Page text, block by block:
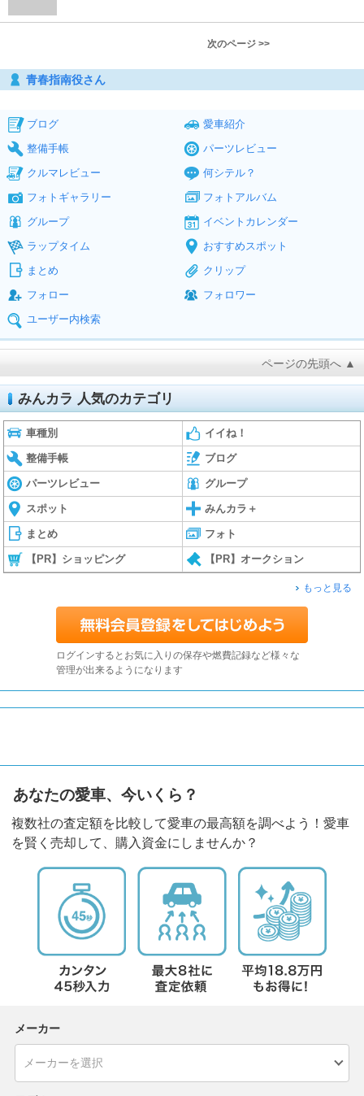
次のページ >>
青春指南役さん
ブログ
愛車紹介
整備手帳
パーツレビュー
クルマレビュー
何シテル？
フォトギャラリー
フォトアルバム
グループ
イベントカレンダー
ラップタイム
おすすめスポット
まとめ
クリップ
フォロー
フォロワー
ユーザー内検索
ページの先頭へ ▲
みんカラ 人気のカテゴリ
車種別 イイね！
整備手帳 ブログ
パーツレビュー グループ
スポット みんカラ＋
まとめ フォト
【PR】ショッピング 【PR】オークション
もっと見る
ログインするとお気に入りの保存や燃費記録など様々な
管理が出来るようになります
あなたの愛車、今いくら？
複数社の査定額を比較して愛車の最高額を調べよう！愛車
を賢く売却して、購入資金にしませんか？
メーカー